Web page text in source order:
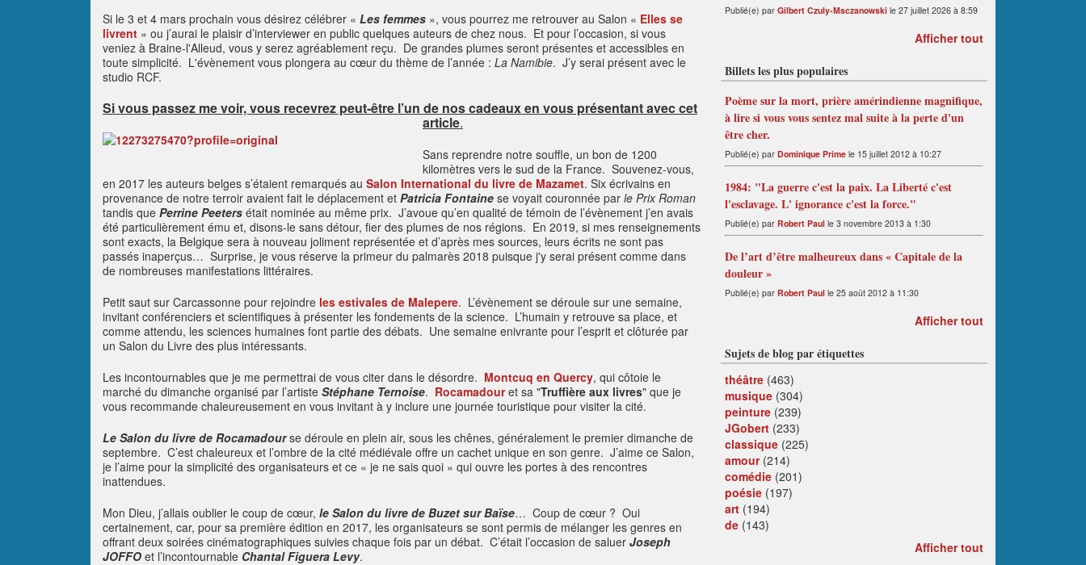
Si le 3 et 4 mars prochain vous désirez célébrer « Les femmes », vous pourrez me retrouver au Salon « Elles se
livrent » ou j’aurai le plaisir d’interviewer en public quelques auteurs de chez nous. Et pour l’occasion, si vous
veniez à Braine-l'Alleud, vous y serez agréablement reçu. De grandes plumes seront présentes et accessibles en
toute simplicité. L'évènement vous plongera au cœur du thème de l’année : La Namibie. J’y serai présent avec le
studio RCF.
Si vous passez me voir, vous recevrez peut-être l’un de nos cadeaux en vous présentant avec cet
article.
Sans reprendre notre souffle, un bon de 1200
kilomètres vers le sud de la France. Souvenez-vous,
en 2017 les auteurs belges s’étaient remarqués au Salon International du livre de Mazamet. Six écrivains en
provenance de notre terroir avaient fait le déplacement et Patricia Fontaine se voyait couronnée par le Prix Roman
tandis que Perrine Peeters était nominée au même prix. J’avoue qu’en qualité de témoin de l’évènement j’en avais
été particulièrement ému et, disons-le sans détour, fier des plumes de nos régions. En 2019, si mes renseignements
sont exacts, la Belgique sera à nouveau joliment représentée et d’après mes sources, leurs écrits ne sont pas
passés inaperçus… Surprise, je vous réserve la primeur du palmarès 2018 puisque j'y serai présent comme dans
de nombreuses manifestations littéraires.
Petit saut sur Carcassonne pour rejoindre les estivales de Malepere. L’évènement se déroule sur une semaine,
invitant conférenciers et scientifiques à présenter les fondements de la science. L’humain y retrouve sa place, et
comme attendu, les sciences humaines font partie des débats. Une semaine enivrante pour l’esprit et clôturée par
un Salon du Livre des plus intéressants.
Les incontournables que je me permettrai de vous citer dans le désordre. Montcuq en Quercy, qui côtoie le
marché du dimanche organisé par l’artiste Stéphane Ternoise. Rocamadouret sa "Truffière aux livres" que je
vous recommande chaleureusement en vous invitant à y inclure une journée touristique pour visiter la cité.
Le Salon du livre de Rocamadourse déroule en plein air, sous les chênes, généralement le premier dimanche de
septembre. C’est chaleureux et l’ombre de la cité médiévale offre un cachet unique en son genre. J’aime ce Salon,
je l’aime pour la simplicité des organisateurs et ce « je ne sais quoi » qui ouvre les portes à des rencontres
inattendues.
Mon Dieu, j’allais oublier le coup de cœur, le Salon du livre de Buzet sur Baïse… Coup de cœur ? Oui
certainement, car, pour sa première édition en 2017, les organisateurs se sont permis de mélanger les genres en
offrant deux soirées cinématographiques suivies chaque fois par un débat. C’était l’occasion de saluer Joseph
JOFFO et l’incontournable Chantal Figuera Levy.
Publié(e) par Gilbert Czuly-Msczanowski le 27 juillet 2026 à 8:59
Afficher tout
Billets les plus populaires
Poème sur la mort, prière amérindienne magnifique,
à lire si vous vous sentez mal suite à la perte d'un
être cher.
Publié(e) par Dominique Prime le 15 juillet 2012 à 10:27
1984: "La guerre c'est la paix. La Liberté c'est
l'esclavage. L' ignorance c'est la force."
Publié(e) par Robert Paul le 3 novembre 2013 à 1:30
De l’art d’être malheureux dans « Capitale de la
douleur »
Publié(e) par Robert Paul le 25 août 2012 à 11:30
Afficher tout
Sujets de blog par étiquettes
théâtre (463)
musique (304)
peinture (239)
JGobert (233)
classique (225)
amour(214)
comédie (201)
poésie (197)
art (194)
de (143)
Afficher tout